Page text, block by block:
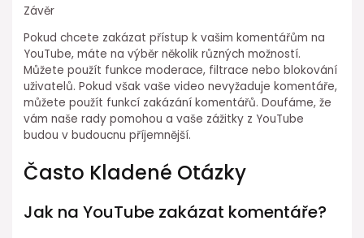
Závěr
Pokud chcete zakázat přístup k vašim komentářům na
YouTube, máte na výběr několik různých možností.
Můžete použít funkce moderace, filtrace nebo blokování
uživatelů. Pokud však vaše video nevyžaduje komentáře,
můžete použít funkcí zakázání komentářů. Doufáme, že
vám naše rady pomohou a vaše zážitky z YouTube
budou v budoucnu příjemnější.
Často Kladené Otázky
Jak na YouTube zakázat komentáře?